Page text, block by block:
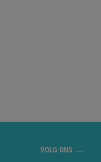
VOLG ONS